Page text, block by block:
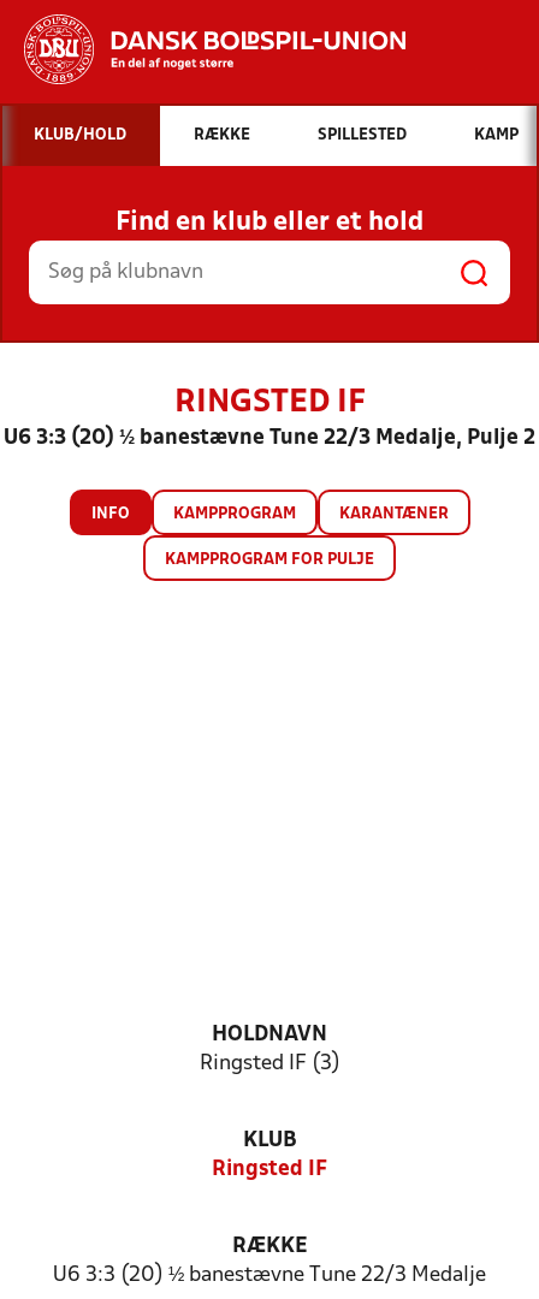
Hvad vil du søge efter?
INDHOLD OG NYHEDER
STILLINGER, RESULTATER, KLUBBER OG
HOLD
KLUB/HOLD RÆKKE SPILLESTED KAMP
Find en klub eller et hold
RINGSTED IF
U6 3:3 (20) ½ banestævne Tune 22/3 Medalje, Pulje 2
INFO KAMPPROGRAM KARANTÆNER
KAMPPROGRAM FOR PULJE
HOLDNAVN
Ringsted IF (3)
KLUB
Ringsted IF
RÆKKE
U6 3:3 (20) ½ banestævne Tune 22/3 Medalje